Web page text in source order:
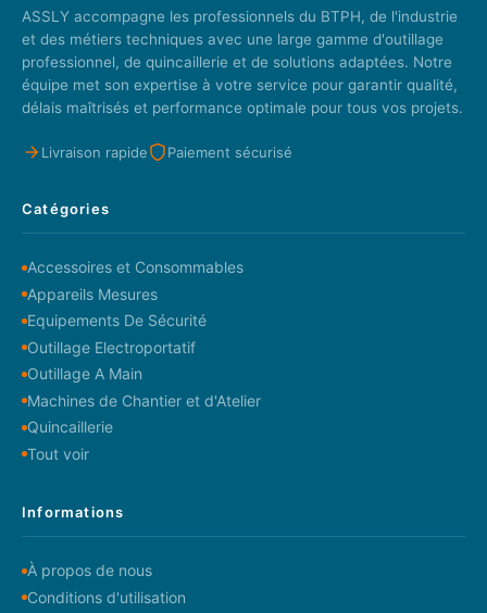
ASSLY accompagne les professionnels du BTPH, de l'industrie
et des métiers techniques avec une large gamme d'outillage
professionnel, de quincaillerie et de solutions adaptées. Notre
équipe met son expertise à votre service pour garantir qualité,
délais maîtrisés et performance optimale pour tous vos projets.
Livraison rapide Paiement sécurisé
Catégories
Accessoires et Consommables
Appareils Mesures
Equipements De Sécurité
Outillage Electroportatif
Outillage A Main
Machines de Chantier et d'Atelier
Quincaillerie
Tout voir
Informations
À propos de nous
Conditions d'utilisation